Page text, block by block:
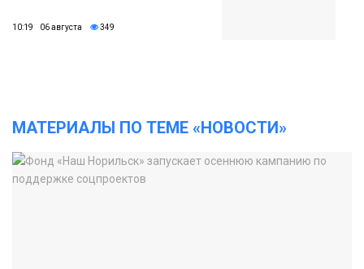
10:19 06 августа 349
МАТЕРИАЛЫ ПО ТЕМЕ «НОВОСТИ»